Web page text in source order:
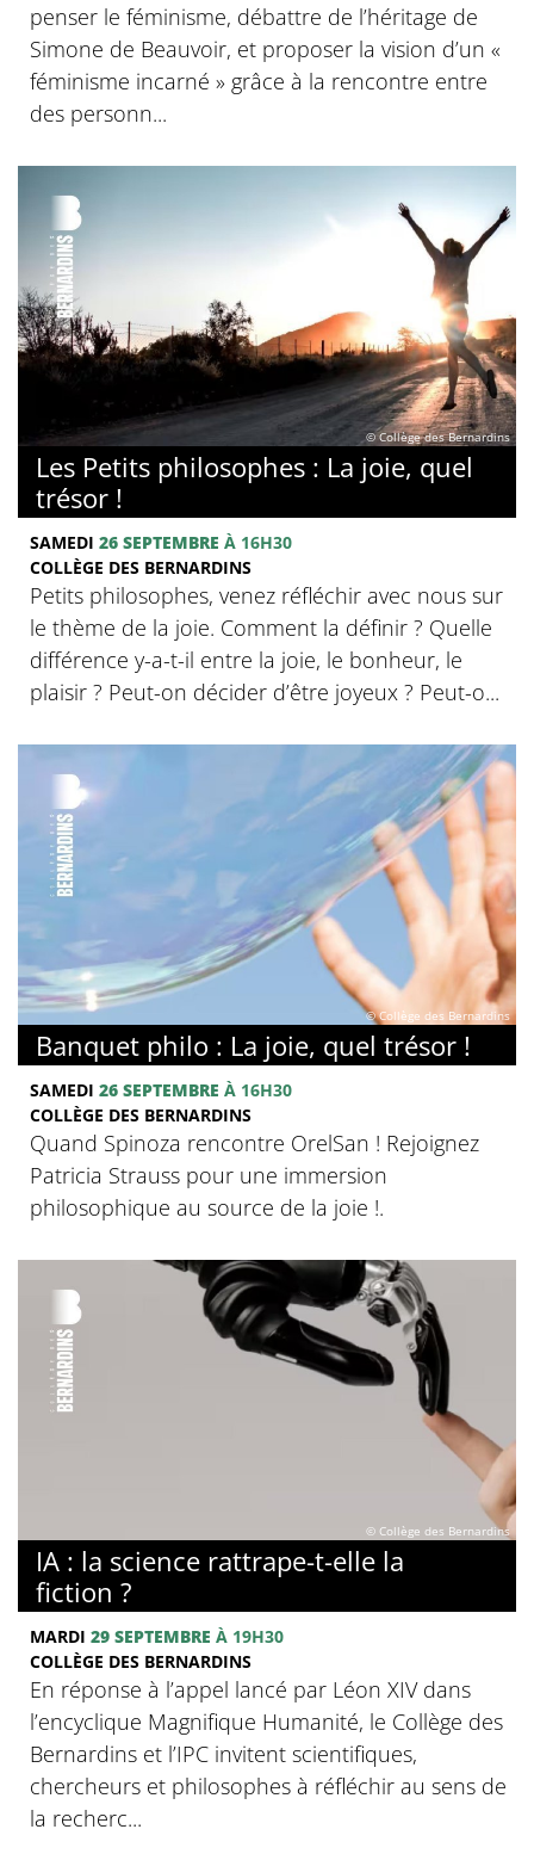
penser le féminisme, débattre de l’héritage de
Simone de Beauvoir, et proposer la vision d’un «
féminisme incarné » grâce à la rencontre entre
des personn...
© Collège des Bernardins
Les Petits philosophes : La joie, quel
trésor !
SAMEDI 26 SEPTEMBRE À 16H30
COLLÈGE DES BERNARDINS
Petits philosophes, venez réfléchir avec nous sur
le thème de la joie. Comment la définir ? Quelle
différence y-a-t-il entre la joie, le bonheur, le
plaisir ? Peut-on décider d’être joyeux ? Peut-o...
© Collège des Bernardins
Banquet philo : La joie, quel trésor !
SAMEDI 26 SEPTEMBRE À 16H30
COLLÈGE DES BERNARDINS
Quand Spinoza rencontre OrelSan ! Rejoignez
Patricia Strauss pour une immersion
philosophique au source de la joie !.
© Collège des Bernardins
IA : la science rattrape-t-elle la
fiction ?
MARDI 29 SEPTEMBRE À 19H30
COLLÈGE DES BERNARDINS
En réponse à l’appel lancé par Léon XIV dans
l’encyclique Magnifique Humanité, le Collège des
Bernardins et l’IPC invitent scientifiques,
chercheurs et philosophes à réfléchir au sens de
la recherc...